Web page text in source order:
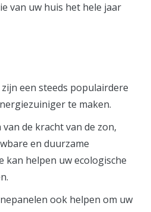
van uw huis het hele jaar
een steeds populairdere
te maken.
de kracht van de zon,
en duurzame
kan helpen uw ecologische
ook helpen om uw